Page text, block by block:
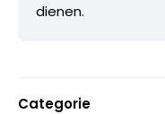
dienen.
Categorie